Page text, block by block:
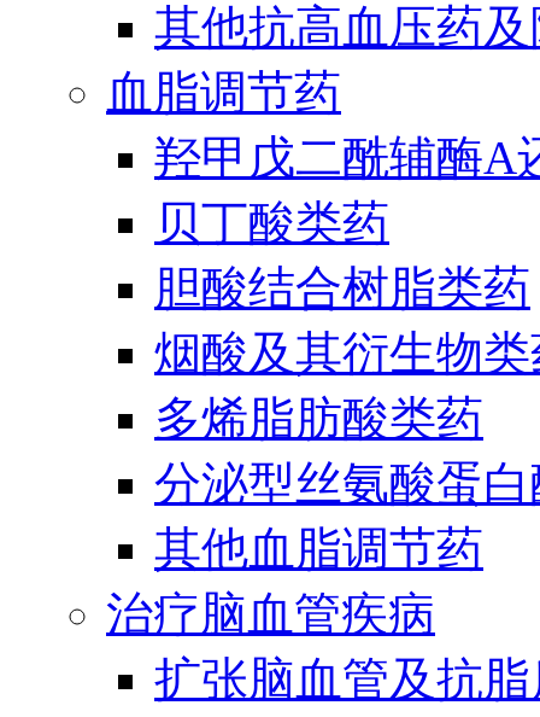
其他抗高血压药
血脂调节药
羟甲戊二酰辅酶A
贝丁酸类药
胆酸结合树脂类药
烟酸及其衍生物
多烯脂肪酸类药
分泌型丝氨酸蛋
其他血脂调节药
治疗脑血管疾病
扩张脑血管及抗